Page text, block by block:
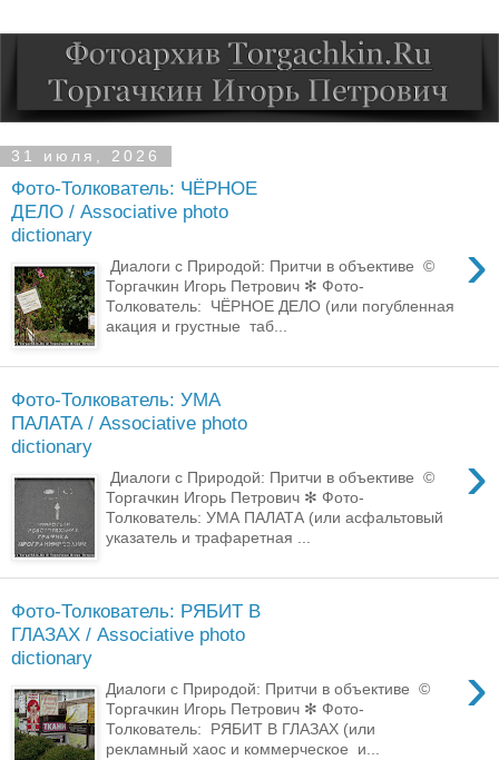
31 июля, 2026
Фото-Толкователь: ЧЁРНОЕ
ДЕЛО / Associative photo
dictionary
›
Диалоги с Природой: Притчи в объективе ©
Торгачкин Игорь Петрович ✻ Фото-
Толкователь: ЧЁРНОЕ ДЕЛО (или погубленная
акация и грустные таб...
Фото-Толкователь: УМА
ПАЛАТА / Associative photo
dictionary
›
Диалоги с Природой: Притчи в объективе ©
Торгачкин Игорь Петрович ✻ Фото-
Толкователь: УМА ПАЛАТА (или асфальтовый
указатель и трафаретная ...
Фото-Толкователь: РЯБИТ В
ГЛАЗАХ / Associative photo
dictionary
›
Диалоги с Природой: Притчи в объективе ©
Торгачкин Игорь Петрович ✻ Фото-
Толкователь: РЯБИТ В ГЛАЗАХ (или
рекламный хаос и коммерческое и...